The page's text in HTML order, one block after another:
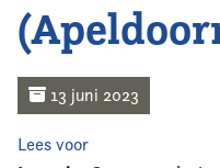
Nieuws
Opleiding
Kennis & Informatie
13 juni 2023
Lees voor